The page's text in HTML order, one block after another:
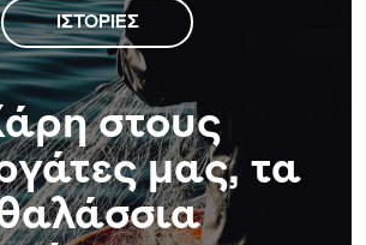
ΙΣΤΟΡΊΕΣ
στους
μας, τα